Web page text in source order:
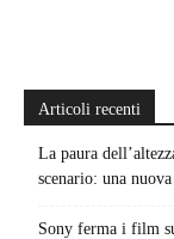
Articoli recenti
La paura
scenario: una
Sony ferma i film